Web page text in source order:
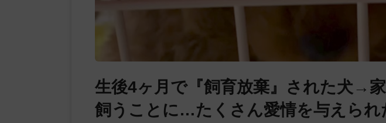
生後4ヶ月で『飼育放棄』された犬→
飼うことに…たくさん愛情を与えられ